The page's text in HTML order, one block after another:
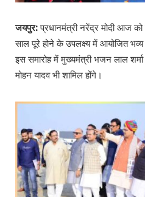
जयपुर:प्रधानमंत्री नरेंद्र मोदी आज
साल पूरे होने के उपलक्ष्य में आयोजित
इस समारोह में मुख्यमंत्री भजन लाल
मोहन यादव भी शामिल होंगे।